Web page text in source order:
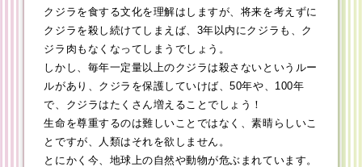
クジラを食する文化を理解はしますが、将来を考えずに
クジラを殺し続けてしまえば、3年以内にクジラも、ク
ジラ肉もなくなってしまうでしょう。
しかし、毎年一定量以上のクジラは殺さないというルー
ルがあり、クジラを保護していけば、50年や、100年
で、クジラはたくさん増えることでしょう！
生命を尊重するのは難しいことではなく、素晴らしいこ
とですが、人類はそれを欲しません。
とにかく今、地球上の自然や動物が危ぶまれています。